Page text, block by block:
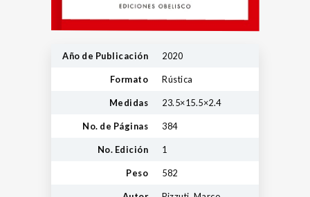
Año de Publicación 2020
Formato Rústica
Medidas 23.5×15.5×2.4
No. de Páginas 384
No. Edición 1
Peso 582